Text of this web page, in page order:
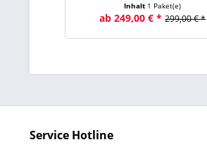
Inhalt 1 Paket(e)
ab 249,00 € * 299,00 € *
Service Hotline